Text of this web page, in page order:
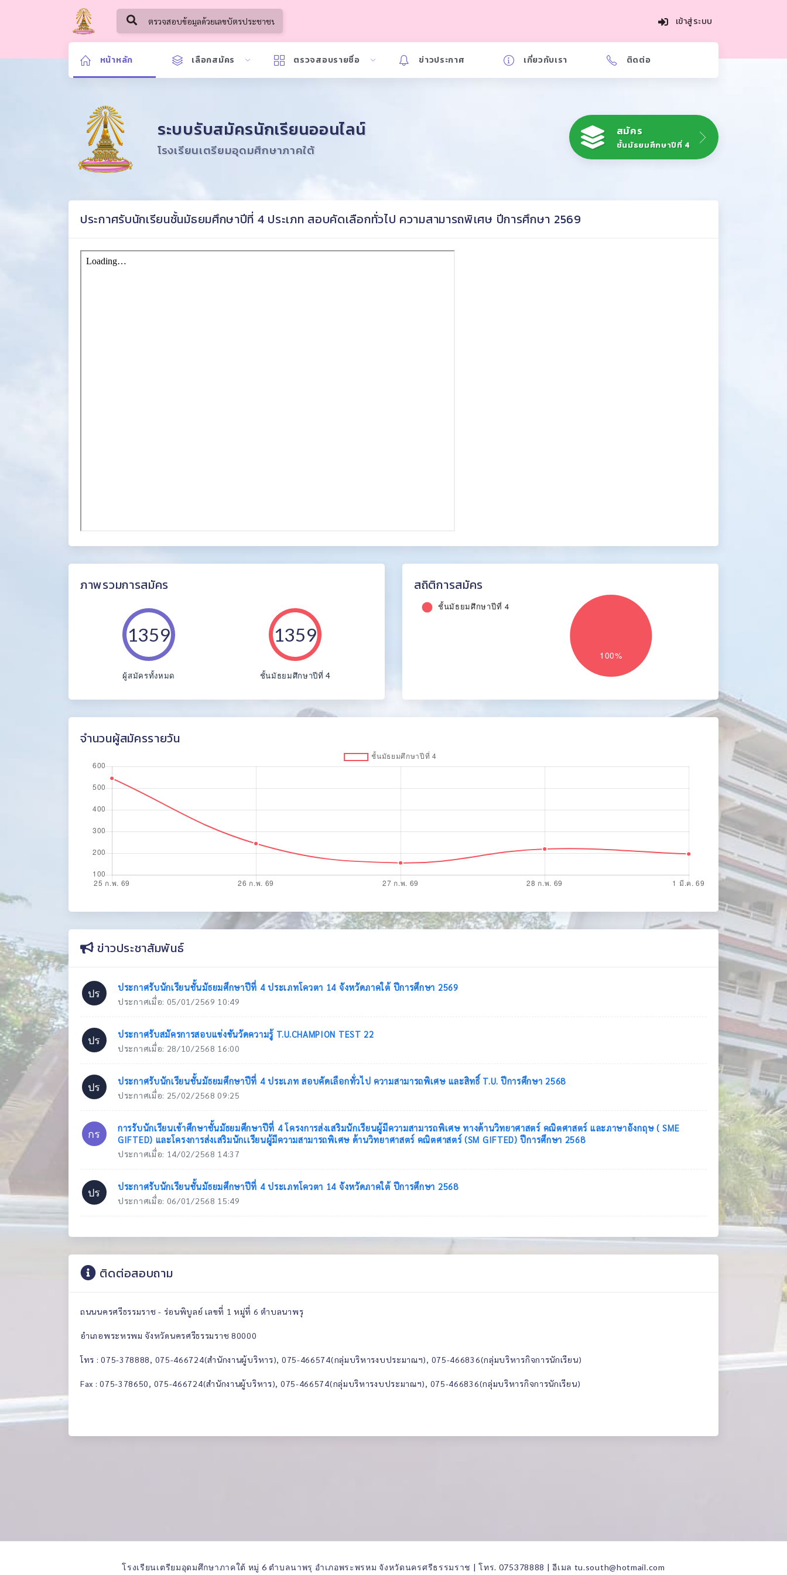
เข้าสู่ระบบ
หน้าหลัก เลือกสมัคร ตรวจสอบรายชื่อ ข่าวประกาศ เกี่ยวกับเรา ติดต่อ
ระบบรับสมัครนักเรียนออนไลน์
โรงเรียนเตรียมอุดมศึกษาภาคใต้
สมัคร
ชั้นมัธยมศึกษาปีที่ 4
ประกาศรับนักเรียนชั้นมัธยมศึกษาปีที่ 4 ประเภท สอบคัดเลือกทั่วไป ความสามารถพิเศษ ปีการศึกษา 2569
ภาพรวมการสมัคร
1359
ผู้สมัครทั้งหมด
1359
ชั้นมัธยมศึกษาปีที่ 4
สถิติการสมัคร
จำนวนผู้สมัครรายวัน
ข่าวประชาสัมพันธ์
ปร ประกาศรับนักเรียนชั้นมัธยมศึกษาปีที่ 4 ประเภทโควตา 14 จังหวัดภาคใต้ ปีการศึกษา 2569
ประกาศเมื่อ: 05/01/2569 10:49
ปร ประกาศรับสมัครการสอบแข่งขันวัดความรู้ T.U.CHAMPION TEST 22
ประกาศเมื่อ: 28/10/2568 16:00
ปร ประกาศรับนักเรียนชั้นมัธยมศึกษาปีที่ 4 ประเภท สอบคัดเลือกทั่วไป ความสามารถพิเศษ และสิทธิ์ T.U. ปีการศึกษา 2568
ประกาศเมื่อ: 25/02/2568 09:25
กร
การรับนักเรียนเข้าศึกษาชั้นมัธยมศึกษาปีที่ 4 โครงการส่งเสริมนักเรียนผู้มีความสามารถพิเศษ ทางด้านวิทยาศาสตร์ คณิตศาสตร์ และภาษาอังกฤษ ( SME
GIFTED) และโครงการส่งเสริมนักเเรียนผู้มีความสามารถพิเศษ ด้านวิทยาศาสตร์ คณิตศาสตร์ (SM GIFTED) ปีการศึกษา 2568
ประกาศเมื่อ: 14/02/2568 14:37
ปร ประกาศรับนักเรียนชั้นมัธยมศึกษาปีที่ 4 ประเภทโควตา 14 จังหวัดภาคใต้ ปีการศึกษา 2568
ประกาศเมื่อ: 06/01/2568 15:49
ติดต่อสอบถาม
ถนนนครศรีธรรมราช - ร่อนพิบูลย์ เลขที่ 1 หมู่ที่ 6 ตำบลนาพรุ
อำเภอพระหรพม จังหวัดนครศรีธรรมราช 80000
โทร : 075-378888, 075-466724(สำนักงานผู้บริหาร), 075-466574(กลุ่มบริหารงบประมาณฯ), 075-466836(กลุ่มบริหารกิจการนักเรียน)
Fax : 075-378650, 075-466724(สำนักงานผู้บริหาร), 075-466574(กลุ่มบริหารงบประมาณฯ), 075-466836(กลุ่มบริหารกิจการนักเรียน)
โรงเรียนเตรียมอุดมศึกษาภาคใต้ หมู่ 6 ตำบลนาพรุ อำเภอพระพรหม จังหวัดนครศรีธรรมราช | โทร. 075378888 | อีเมล tu.south@hotmail.com